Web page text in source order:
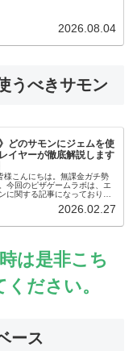
2026.08.04
うべきサモン
どのサモンにジェムを使
イヤーが徹底解説します
様こんにちは。無課金ガチ勢
今回のピザゲームラボは、エ
に関する記事になっておりま
んが迷...
2026.02.27
は是非こち
ださい。
ース